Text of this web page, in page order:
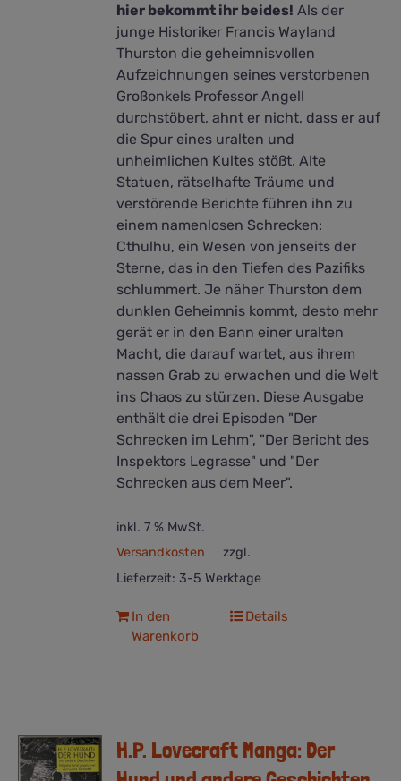
hier bekommt ihr beides! Als der
junge Historiker Francis Wayland
Thurston die geheimnisvollen
Aufzeichnungen seines verstorbenen
Großonkels Professor Angell
durchstöbert, ahnt er nicht, dass er auf
die Spur eines uralten und
unheimlichen Kultes stößt. Alte
Statuen, rätselhafte Träume und
verstörende Berichte führen ihn zu
einem namenlosen Schrecken:
Cthulhu, ein Wesen von jenseits der
Sterne, das in den Tiefen des Pazifiks
schlummert. Je näher Thurston dem
dunklen Geheimnis kommt, desto mehr
gerät er in den Bann einer uralten
Macht, die darauf wartet, aus ihrem
nassen Grab zu erwachen und die Welt
ins Chaos zu stürzen. Diese Ausgabe
enthält die drei Episoden "Der
Schrecken im Lehm", "Der Bericht des
Inspektors Legrasse" und "Der
Schrecken aus dem Meer".
inkl. 7 % MwSt.
zzgl.
Versandkosten
Lieferzeit: 3-5 Werktage
In den
Warenkorb
Details
H.P. Lovecraft Manga: Der